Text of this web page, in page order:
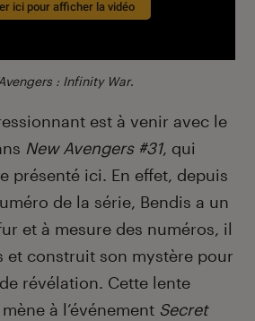
ici pour afficher la vidéo
: Infinity War.
est à venir avec le
New Avengers #31, qui
présenté ici. En effet, depuis
de la série, Bendis a un
et à mesure des numéros, il
et construit son mystère pour
révélation. Cette lente
à l’événement Secret